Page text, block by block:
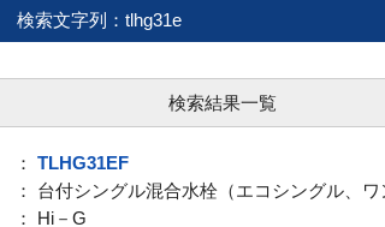
検索文字列：tlhg31e
検索結果一覧
： TLHG31EF
： 台付シングル混合水栓（エコシングル、ワ
： Hi－G